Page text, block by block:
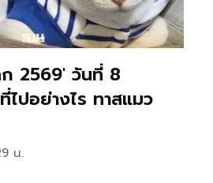
2569' วันที่ 8
ไปอย่างไร ทาสแมว
น.